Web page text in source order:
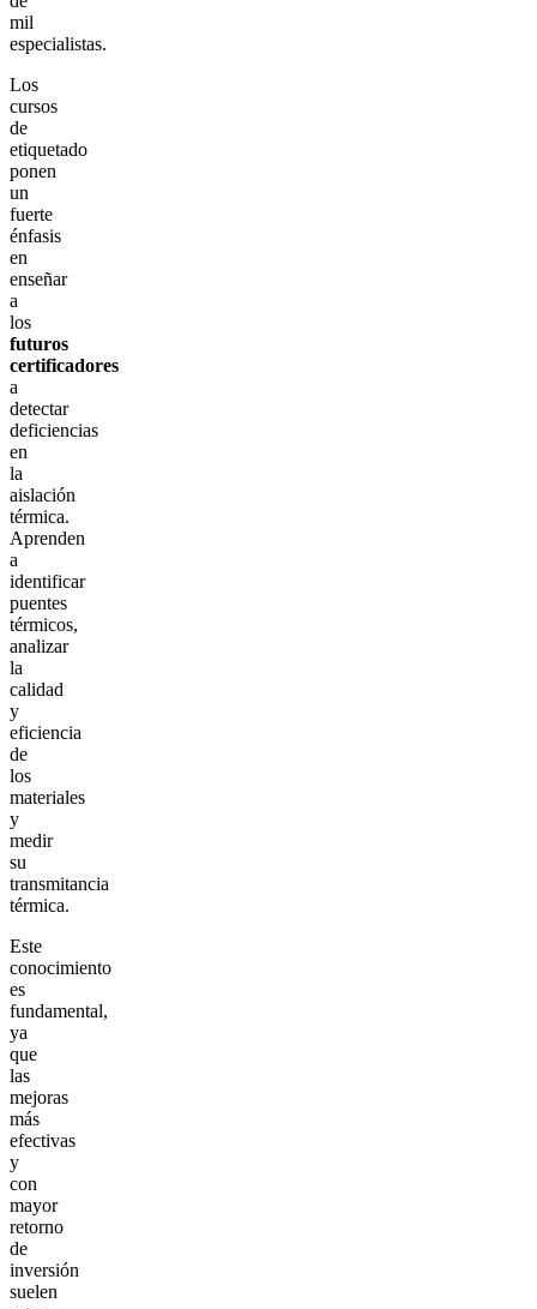
mil
especialistas.
Los
cursos
de
etiquetado
ponen
un
fuerte
énfasis
en
enseñar
a
los
futuros
certificadores
a
detectar
deficiencias
en
la
aislación
térmica.
Aprenden
a
identificar
puentes
térmicos,
analizar
la
calidad
y
eficiencia
de
los
materiales
y
medir
su
transmitancia
térmica.
Este
conocimiento
es
fundamental,
ya
que
las
mejoras
más
efectivas
y
con
mayor
retorno
de
inversión
suelen